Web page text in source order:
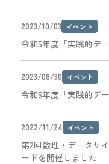
2023/10/03 イベント
令和5年度「実践的デ
2023/08/30 イベント
令和5年度「実践的デ
2022/11/24 イベント
第2回数理・データサ
ードを開催しました